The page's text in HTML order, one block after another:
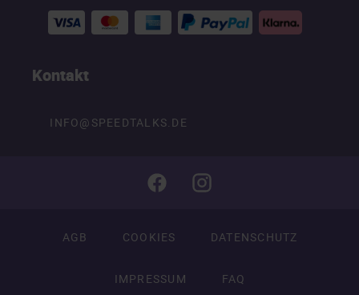
Kontakt
INFO@SPEEDTALKS.DE
AGB COOKIES DATENSCHUTZ
IMPRESSUM FAQ